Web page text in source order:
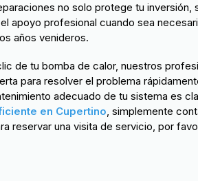
no solo protege tu inversión,
apoyo profesional cuando sea
años venideros.
de tu bomba de calor, nuestros
para resolver el problema
adecuado de tu sistema es
en Cupertino, simplemente
reservar una visita de servicio, por